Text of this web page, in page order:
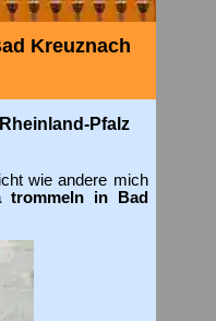
Kreuznach
Pfalz
wie andere mich
trommeln in Bad